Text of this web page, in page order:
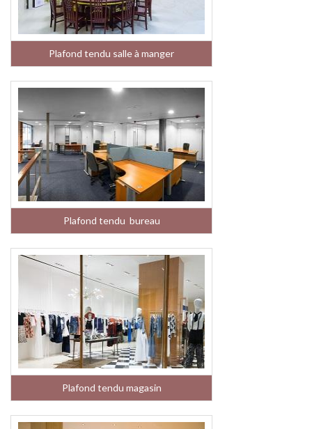
Plafond tendu salle à manger
Plafond tendu bureau
Plafond tendu magasin